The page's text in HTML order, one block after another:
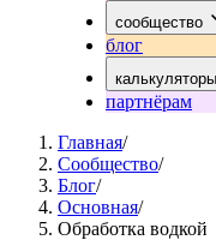
сообщество
блог
калькуляторы
партнёрам
Главная/
Сообщество/
Блог/
Основная/
Обработка водкой